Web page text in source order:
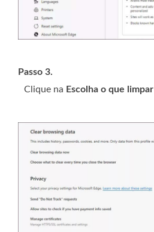
Passo 3.
Clique na Escolha o que limpar